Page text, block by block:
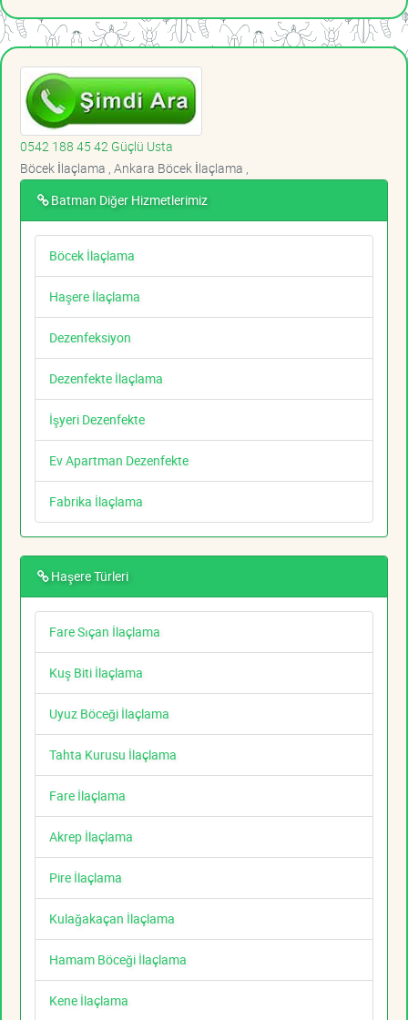
0542 188 45 42 Güçlü Usta
Böcek İlaçlama , Ankara Böcek İlaçlama ,
Batman Diğer Hizmetlerimiz
Böcek İlaçlama
Haşere İlaçlama
Dezenfeksiyon
Dezenfekte İlaçlama
İşyeri Dezenfekte
Ev Apartman Dezenfekte
Fabrika İlaçlama
Haşere Türleri
Fare Sıçan İlaçlama
Kuş Biti İlaçlama
Uyuz Böceği İlaçlama
Tahta Kurusu İlaçlama
Fare İlaçlama
Akrep İlaçlama
Pire İlaçlama
Kulağakaçan İlaçlama
Hamam Böceği İlaçlama
Kene İlaçlama